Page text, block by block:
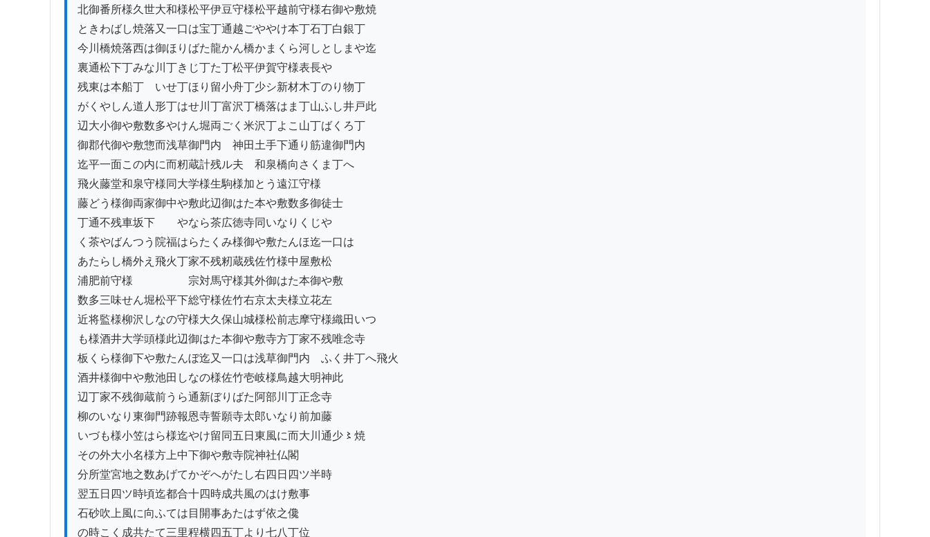
北御番所様久世大和様松平伊豆守様松平越前守様右御や敷焼
ときわばし焼落又一口は宝丁通越ごややけ本丁石丁白銀丁
今川橋焼落西は御ほりばた龍かん橋かまくら河しとしまや迄
裏通松下丁みな川丁きじ丁た丁松平伊賀守様表長や
残東は本船丁ゟいせ丁ほり留小舟丁少シ新材木丁のり物丁
がくやしん道人形丁はせ川丁富沢丁橋落はま丁山ふし井戸此
辺大小御や敷数多やけん堀両ごく米沢丁よこ山丁ばくろ丁
御郡代御や敷惣而浅草御門内ゟ神田土手下通り筋違御門内
迄平一面この内に而籾蔵計残ル夫ゟ和泉橋向さくま丁へ
飛火藤堂和泉守様同大学様生駒様加とう遠江守様
藤どう様御両家御中や敷此辺御はた本や敷数多御徒士
丁通不残車坂下　　やなら茶広徳寺同いなりくじや
く茶やばんつう院福はらたくみ様御や敷たんほ迄一口は
あたらし橋外え飛火丁家不残籾蔵残佐竹様中屋敷松
浦肥前守様　　　　　宗対馬守様其外御はた本御や敷
数多三味せん堀松平下総守様佐竹右京太夫様立花左
近将監様柳沢しなの守様大久保山城様松前志摩守様織田いつ
も様酒井大学頭様此辺御はた本御や敷寺方丁家不残唯念寺
板くら様御下や敷たんぼ迄又一口は浅草御門内ゟふく井丁へ飛火
酒井様御中や敷池田しなの様佐竹壱岐様鳥越大明神此
辺丁家不残御蔵前うら通新ぼりばた阿部川丁正念寺
柳のいなり東御門跡報恩寺誓願寺太郎いなり前加藤
いづも様小笠はら様迄やけ留同五日東風に而大川通少〻焼
その外大小名様方上中下御や敷寺院神社仏閣
分所堂宮地之数あげてかぞへがたし右四日四ツ半時
翌五日四ツ時頃迄都合十四時成共風のはけ敷事
石砂吹上風に向ふては目開事あたはず依之儳
の時こく成共たて三里程横四五丁より七八丁位